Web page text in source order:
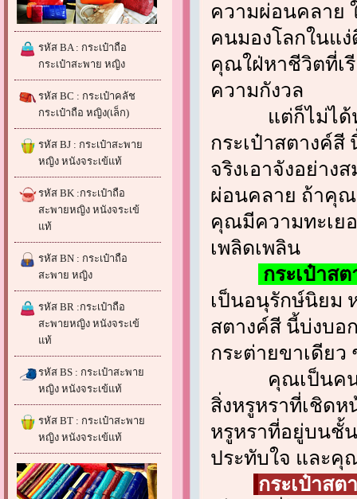
รหัส BA : กระเป๋าถือ
กระเป๋าสะพาย หญิง
รหัส BC : กระเป๋าคลัช
กระเป๋าถือ หญิง(เล็ก)
รหัส BJ : กระเป๋าสะพาย
หญิง หนังจระเข้แท้
รหัส BK :กระเป๋าถือ
สะพายหญิง หนังจระเข้
แท้
รหัส BN : กระเป๋าถือ
สะพาย หญิง
รหัส BR :กระเป๋าถือ
สะพายหญิง หนังจระเข้
แท้
รหัส BS : กระเป๋าสะพาย
หญิง หนังจระเข้แท้
รหัส BT : กระเป๋าสะพาย
หญิง หนังจระเข้แท้
ความผ่อนคลาย
คนมองโลกในแ
คุณใฝ่หาชีวิตที่เ
ความกังวล
แต่ก็ไม่ได้หม
กระเป๋าสตางค์สี
จริงเอาจังอย่าง
ผ่อนคลาย ถ้าคุณ
คุณมีความทะเย
เพลิดเพลิน
กระเป๋าส
เป็นอนุรักษ์นิยม
สตางค์สี นี้บ่งบ
กระต่ายขาเดีย
คุณเป็นคนมีค
สิ่งหรูหราที่เชิด
หรูหราที่อยู่บนชั้
ประทับใจ และคุ
กระเป๋าส